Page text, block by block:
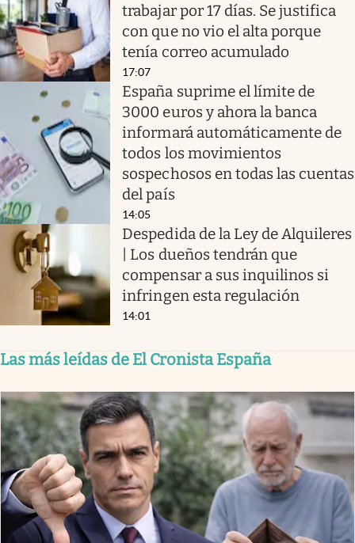
trabajar por 17 días. Se justifica
con que no vio el alta porque
tenía correo acumulado
17:07
España suprime el límite de
3000 euros y ahora la banca
informará automáticamente de
todos los movimientos
sospechosos en todas las cuentas
del país
14:05
Despedida de la Ley de Alquileres
| Los dueños tendrán que
compensar a sus inquilinos si
infringen esta regulación
14:01
Las más leídas de El Cronista España